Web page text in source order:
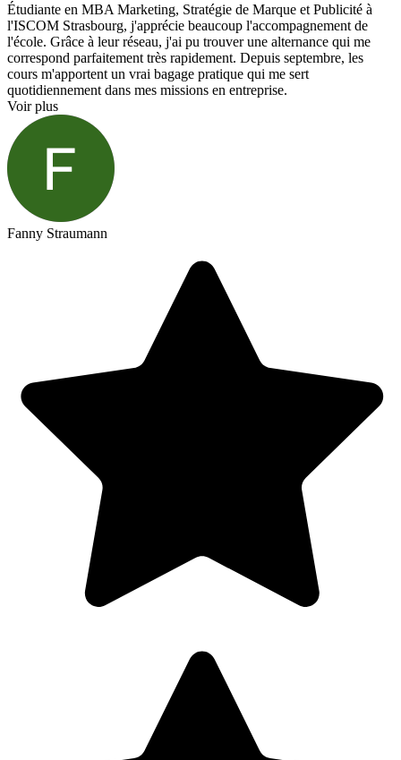
Étudiante en MBA Marketing, Stratégie de Marque et Publicité à
l'ISCOM Strasbourg, j'apprécie beaucoup l'accompagnement de
l'école. Grâce à leur réseau, j'ai pu trouver une alternance qui me
correspond parfaitement très rapidement. Depuis septembre, les
cours m'apportent un vrai bagage pratique qui me sert
quotidiennement dans mes missions en entreprise.
Voir plus
Fanny Straumann